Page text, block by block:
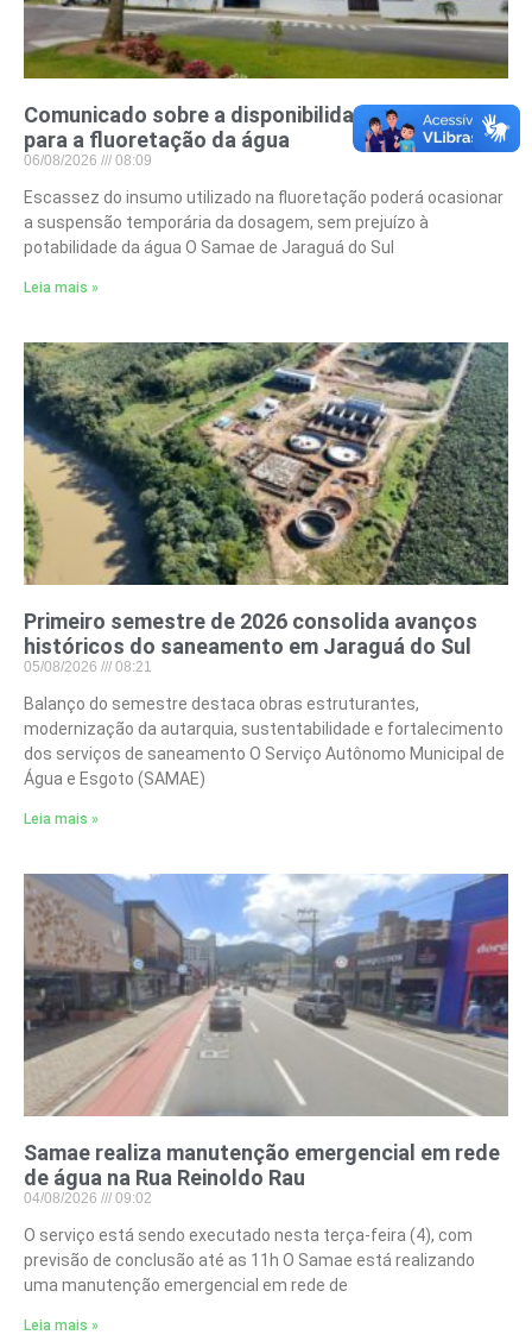
Comunicado sobre a disponibilidade de flúor
para a fluoretação da água
06/08/2026 08:09
Escassez do insumo utilizado na fluoretação poderá ocasionar
a suspensão temporária da dosagem, sem prejuízo à
potabilidade da água O Samae de Jaraguá do Sul
Leia mais »
Primeiro semestre de 2026 consolida avanços
históricos do saneamento em Jaraguá do Sul
05/08/2026 08:21
Balanço do semestre destaca obras estruturantes,
modernização da autarquia, sustentabilidade e fortalecimento
dos serviços de saneamento O Serviço Autônomo Municipal de
Água e Esgoto (SAMAE)
Leia mais »
Samae realiza manutenção emergencial em rede
de água na Rua Reinoldo Rau
04/08/2026 09:02
O serviço está sendo executado nesta terça-feira (4), com
previsão de conclusão até as 11h O Samae está realizando
uma manutenção emergencial em rede de
Leia mais »